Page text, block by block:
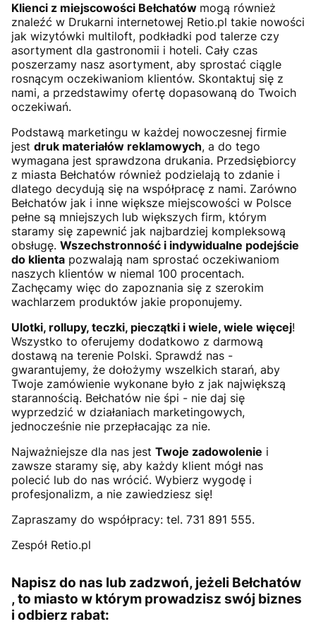
Klienci z miejscowości Bełchatów mogą również
znaleźć w Drukarni internetowej Retio.pl takie nowości
jak wizytówki multiloft, podkładki pod talerze czy
asortyment dla gastronomii i hoteli. Cały czas
poszerzamy nasz asortyment, aby sprostać ciągle
rosnącym oczekiwaniom klientów. Skontaktuj się z
nami, a przedstawimy ofertę dopasowaną do Twoich
oczekiwań.
Podstawą marketingu w każdej nowoczesnej firmie
jest druk materiałów reklamowych, a do tego
wymagana jest sprawdzona drukania. Przedsiębiorcy
z miasta Bełchatów również podzielają to zdanie i
dlatego decydują się na współpracę z nami. Zarówno
Bełchatów jak i inne większe miejscowości w Polsce
pełne są mniejszych lub większych firm, którym
staramy się zapewnić jak najbardziej kompleksową
obsługę. Wszechstronność i indywidualne podejście
do klienta pozwalają nam sprostać oczekiwaniom
naszych klientów w niemal 100 procentach.
Zachęcamy więc do zapoznania się z szerokim
wachlarzem produktów jakie proponujemy.
Ulotki, rollupy, teczki, pieczątki i wiele, wiele więcej!
Wszystko to oferujemy dodatkowo z darmową
dostawą na terenie Polski. Sprawdź nas -
gwarantujemy, że dołożymy wszelkich starań, aby
Twoje zamówienie wykonane było z jak największą
starannością. Bełchatów nie śpi - nie daj się
wyprzedzić w działaniach marketingowych,
jednocześnie nie przepłacając za nie.
Najważniejsze dla nas jest Twoje zadowolenie i
zawsze staramy się, aby każdy klient mógł nas
polecić lub do nas wrócić. Wybierz wygodę i
profesjonalizm, a nie zawiedziesz się!
Zapraszamy do współpracy: tel. 731 891 555.
Zespół Retio.pl
Napisz do nas lub zadzwoń, jeżeli Bełchatów
, to miasto w którym prowadzisz swój biznes
i odbierz rabat: